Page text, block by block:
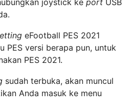
joystick ke portUSB
eFootball PES 2021
PES versi berapa pun, untuk
PES 2021.
sudah terbuka, akan muncul
Anda masuk ke menu